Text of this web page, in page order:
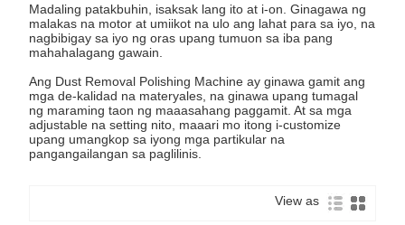
Madaling patakbuhin, isaksak lang ito at i-on. Ginagawa ng
malakas na motor at umiikot na ulo ang lahat para sa iyo, na
nagbibigay sa iyo ng oras upang tumuon sa iba pang
mahahalagang gawain.
Ang Dust Removal Polishing Machine ay ginawa gamit ang
mga de-kalidad na materyales, na ginawa upang tumagal
ng maraming taon ng maaasahang paggamit. At sa mga
adjustable na setting nito, maaari mo itong i-customize
upang umangkop sa iyong mga partikular na
pangangailangan sa paglilinis.
View as